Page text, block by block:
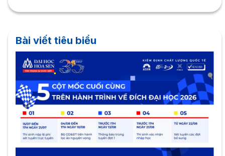
Bài viết tiêu biểu